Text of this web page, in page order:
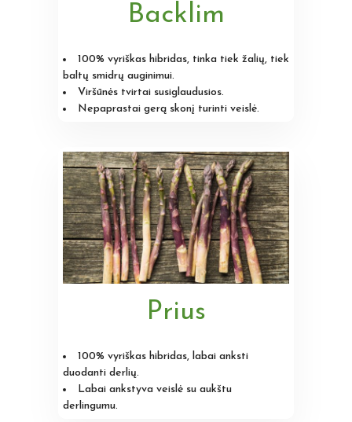
Backlim
100% vyriškas hibridas, tinka tiek žalių, tiek
baltų smidrų auginimui.
Viršūnės tvirtai susiglaudusios.
Nepaprastai gerą skonį turinti veislė.
Prius
100% vyriškas hibridas, labai anksti
duodanti derlių.
Labai ankstyva veislė su aukštu
derlingumu.